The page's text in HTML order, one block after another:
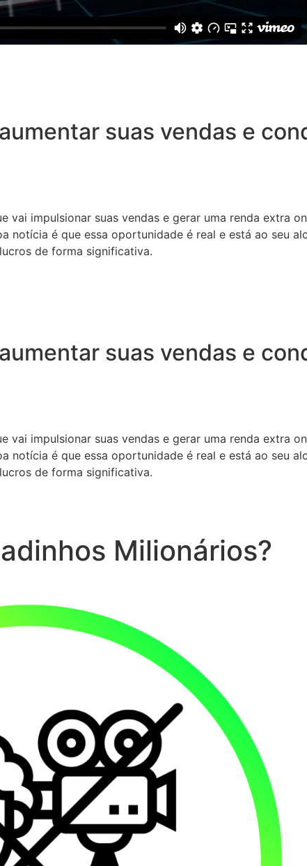
suas vendas e
vai impulsionar suas vendas e gerar uma renda extra
notícia é que essa oportunidade é real e está ao seu
de forma significativa.
suas vendas e
vai impulsionar suas vendas e gerar uma renda extra
notícia é que essa oportunidade é real e está ao seu
de forma significativa.
Milionários?